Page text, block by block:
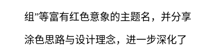
组”等富有红色意象的主题名，并分享
涂色思路与设计理念，进一步深化了